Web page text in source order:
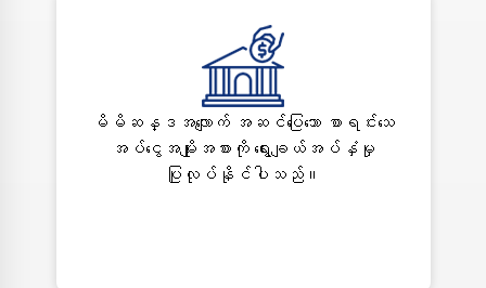
မိမိဆန္ဒအလျောက် အဆင်ပြေသော စာရင်းသေ
အပ်ငွေအမျိုးအစားကို ရွေးချယ်အပ်နှံမှု
ပြုလုပ်နိုင်ပါသည်။